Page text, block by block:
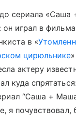
сериала «Саша
он играл в
в «
цирюльнике
актеру
куда
“Саша +
я